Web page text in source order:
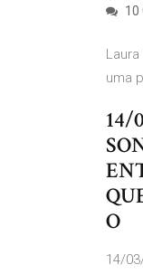
10
uma
14/
O
14/